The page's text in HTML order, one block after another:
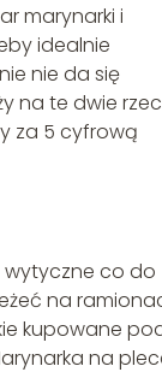
marynarki i
idealnie
nie da się
na te dwie
za 5 cyfrową
wytyczne co do
na
kupowane
na